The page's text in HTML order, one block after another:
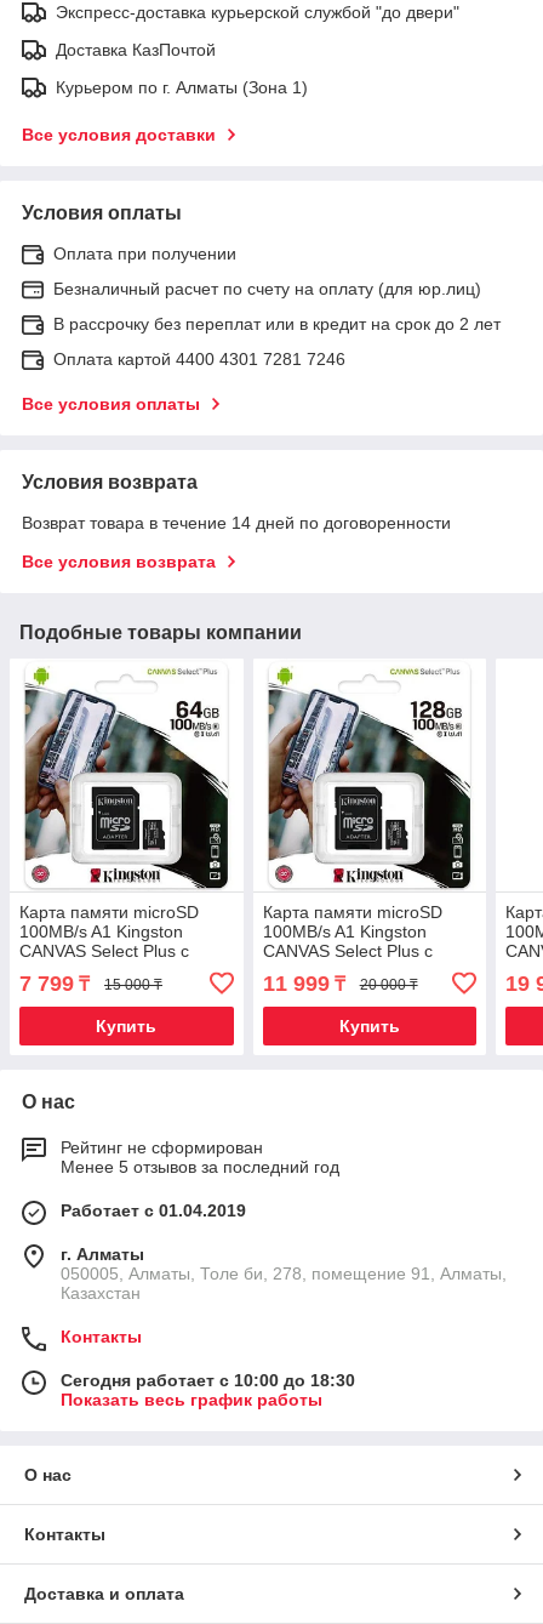
Экспресс-доставка курьерской службой "до двери"
Доставка КазПочтой
Курьером по г. Алматы (Зона 1)
Все условия доставки
Условия оплаты
Оплата при получении
Безналичный расчет по счету на оплату (для юр.лиц)
В рассрочку без переплат или в кредит на срок до 2 лет
Оплата картой 4400 4301 7281 7246
Все условия оплаты
Условия возврата
Возврат товара в течение 14 дней по договоренности
Все условия возврата
Подобные товары компании
Карта памяти microSD
100MB/s A1 Kingston
CANVAS Select Plus с
переходником (64Gb U1)
7 799 ₸ 15 000 ₸
Купить
Карта памяти microSD
100MB/s A1 Kingston
CANVAS Select Plus с
переходником (128Gb U1)
11 999₸ 20 000 ₸
Купить
19
О нас
Рейтинг не сформирован
Менее 5 отзывов за последний год
Работает с 01.04.2019
г. Алматы
050005, Алматы, Толе би, 278, помещение 91, Алматы,
Казахстан
Контакты
Сегодня работает с 10:00 до 18:30
Показать весь график работы
О нас
Контакты
Доставка и оплата